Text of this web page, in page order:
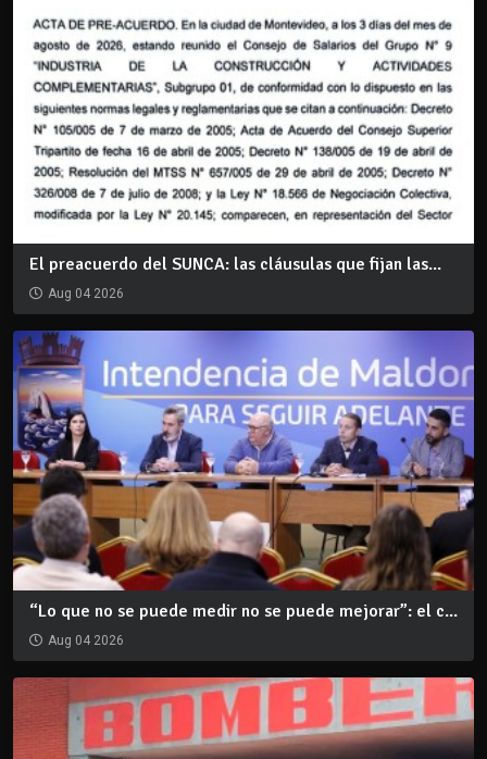
El preacuerdo del SUNCA: las cláusulas que fijan las...
Aug 04 2026
“Lo que no se puede medir no se puede mejorar”: el c...
Aug 04 2026